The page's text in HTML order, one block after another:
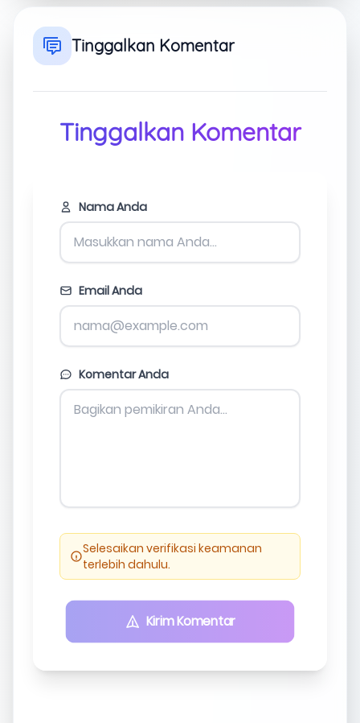
Tinggalkan Komentar
Tinggalkan Komentar
Nama Anda
Email Anda
Komentar Anda
Selesaikan verifikasi keamanan
terlebih dahulu.
Kirim Komentar